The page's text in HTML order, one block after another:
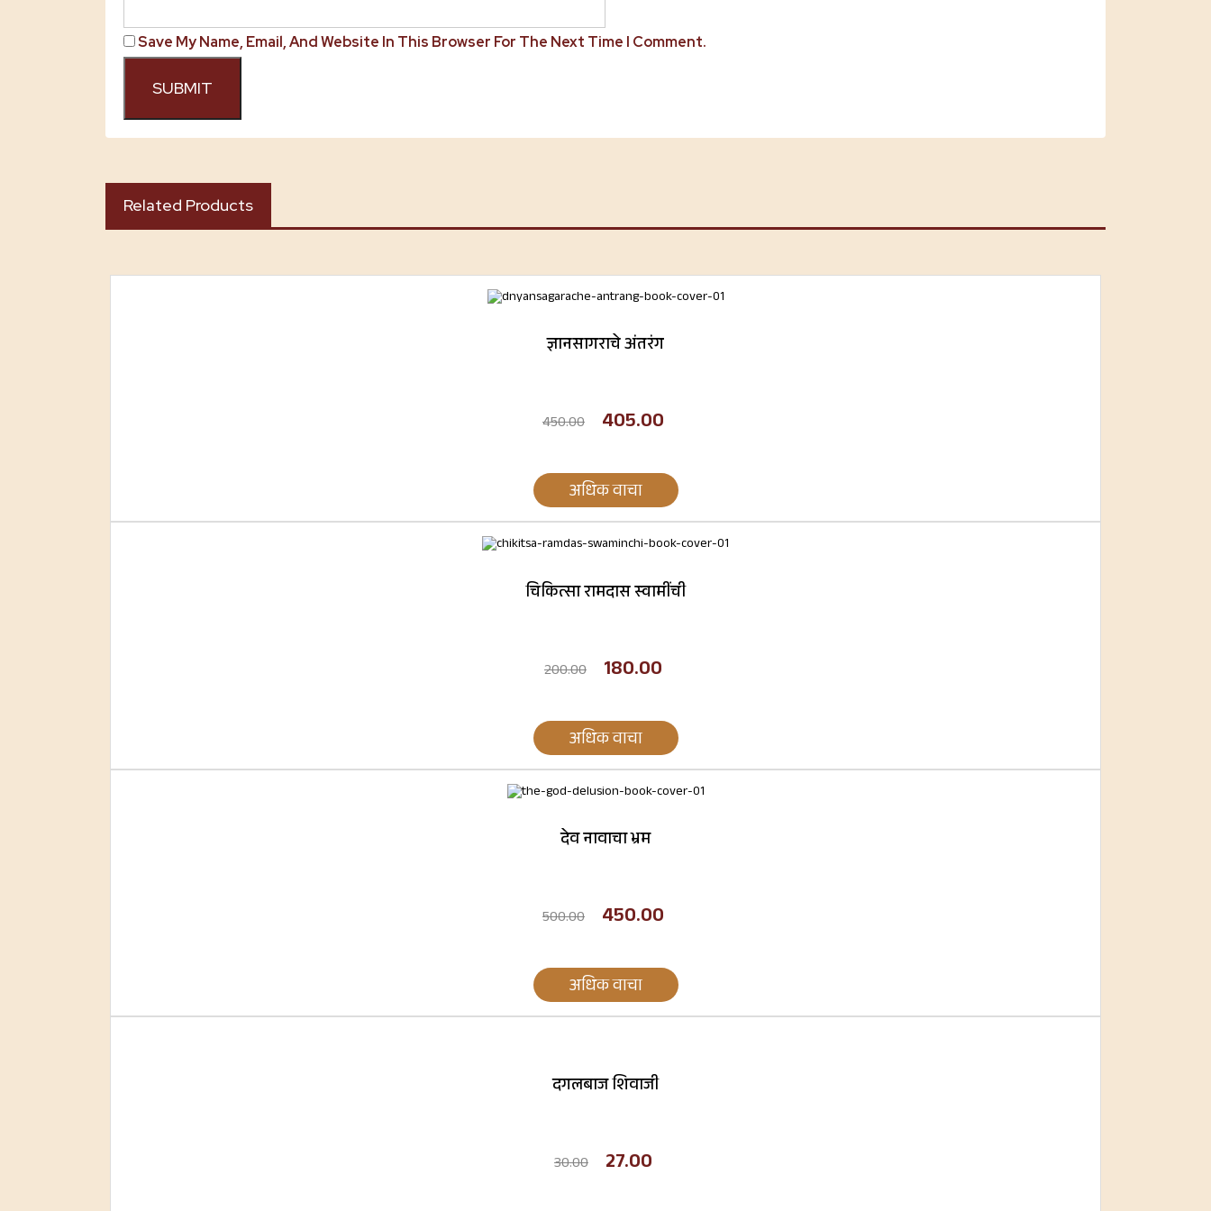
Save My Name, Email, And Website In This Browser For The Next Time I Comment.
Related Products
ज्ञानसागराचे अंतरंग
450.00 405.00
अधिक वाचा
चिकित्सा रामदास स्वामींची
200.00 180.00
अधिक वाचा
देव नावाचा भ्रम
500.00 450.00
अधिक वाचा
दगलबाज शिवाजी
30.00 27.00